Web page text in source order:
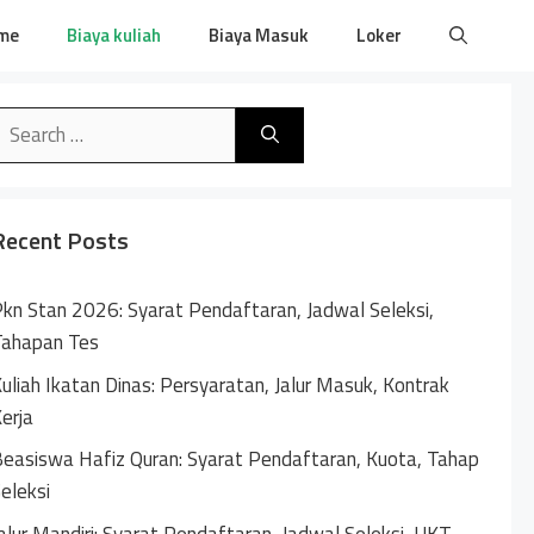
Biaya kuliah Biaya Masuk Loker
Search
Posts
Stan 2026: Syarat Pendaftaran, Jadwal Seleksi,
Tes
Ikatan Dinas: Persyaratan, Jalur Masuk, Kontrak
Hafiz Quran: Syarat Pendaftaran, Kuota, Tahap